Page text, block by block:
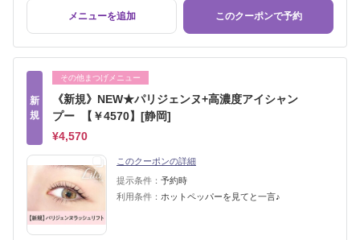
メニューを追加 このクーポンで予約
新
規
その他まつげメニュー
《新規》NEW★パリジェンヌ+高濃度アイシャン
プー 【￥4570】[静岡]
¥4,570
このクーポンの詳細
提示条件： 予約時
利用条件： ホットペッパーを見てと一言♪